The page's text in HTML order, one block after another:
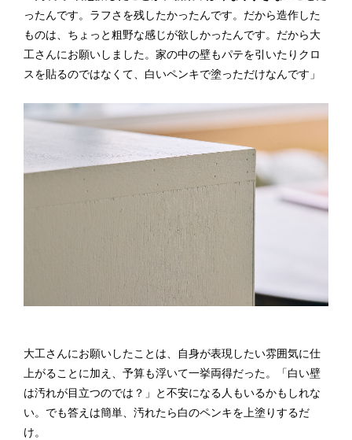
ったんです。ラフさを残したかったんです。だから造作した
ものは、ちょっと粗野な感じが欲しかったんです。だから大
工さんにお願いしました。家の中の壁もパテを引いたりクロ
スを貼るのではなくて、白いペンキで塗っただけなんです」
大工さんにお願いしたことは、自身が表現したい雰囲気に仕
上がることに加え、予算も浮いて一挙両得だった。「白い壁
は汚れが目立つのでは？」と不安になる人もいるかもしれな
い。でも答えは簡単、汚れたら白のペンキを上塗りするだ
け。